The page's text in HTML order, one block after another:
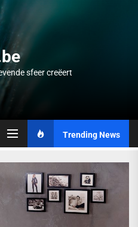
sfeer creëert
Trending News